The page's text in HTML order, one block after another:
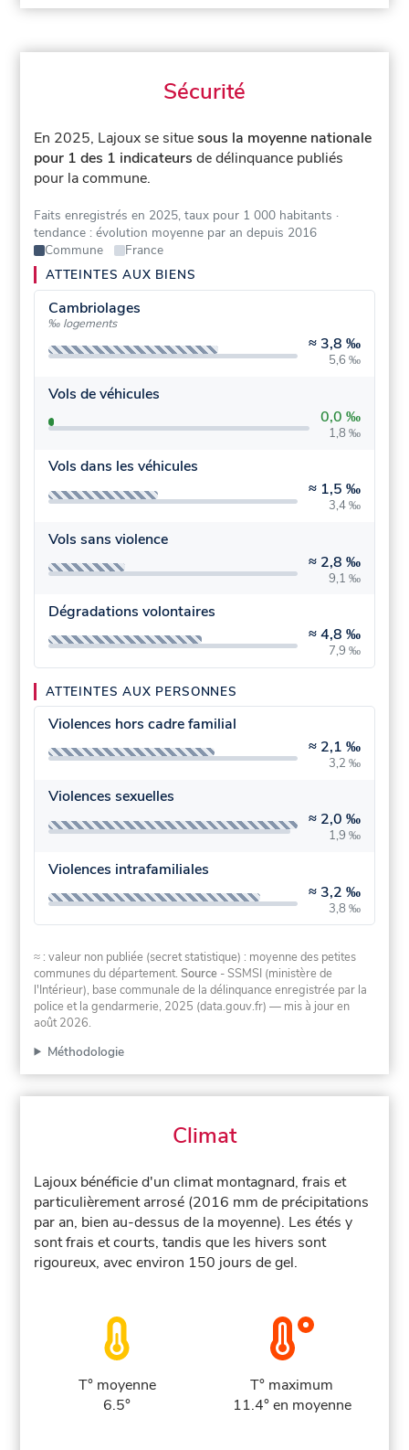
Sécurité
En 2025, Lajoux se situesous la moyenne nationale
pour 1 des 1 indicateurs de délinquance publiés
pour la commune.
Faits enregistrés en 2025, taux pour 1 000 habitants ·
tendance : évolution moyenne par an depuis 2016
Commune
France
ATTEINTES AUX BIENS
Cambriolages
‰ logements
≈ 3,8 ‰
5,6 ‰
Vols de véhicules
0,0 ‰
1,8 ‰
Vols dans les véhicules
≈ 1,5 ‰
3,4 ‰
Vols sans violence
≈ 2,8 ‰
9,1 ‰
Dégradations volontaires
≈4,8 ‰
7,9 ‰
ATTEINTES AUX PERSONNES
Violences hors cadre familial
≈ 2,1 ‰
3,2 ‰
Violences sexuelles
≈ 2,0 ‰
1,9 ‰
Violences intrafamiliales
≈ 3,2 ‰
3,8 ‰
≈ : valeur non publiée (secret statistique) : moyenne des petites
communes du département.Source - SSMSI (ministère de
l'Intérieur), base communale de la délinquance enregistrée par la
police et la gendarmerie, 2025 (data.gouv.fr) — mis à jour en
août 2026.
Méthodologie
Climat
Lajoux bénéficie d'un climat montagnard, frais et
particulièrement arrosé (2016 mm de précipitations
par an, bien au-dessus de la moyenne). Les étés y
sont frais et courts, tandis que les hivers sont
rigoureux, avec environ 150 jours de gel.
T° moyenne
6.5°
T° maximum
11.4° en moyenne